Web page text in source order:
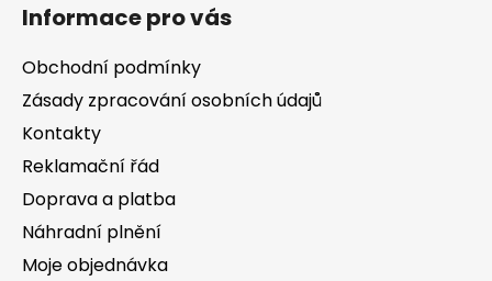
Informace pro vás
Obchodní podmínky
Zásady zpracování osobních údajů
Kontakty
Reklamační řád
Doprava a platba
Náhradní plnění
Moje objednávka